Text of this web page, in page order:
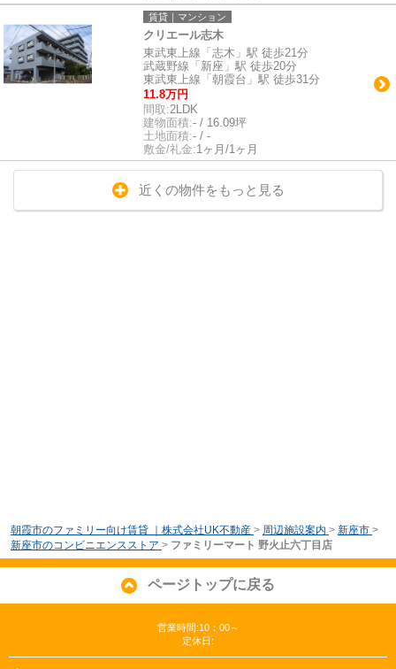
賃貸｜マンション
クリエール志木
東武東上線「志木」駅 徒歩21分
武蔵野線「新座」駅 徒歩20分
東武東上線「朝霞台」駅 徒歩31分
11.8万円
間取:2LDK
建物面積:- / 16.09坪
土地面積:- / -
敷金/礼金:1ヶ月/1ヶ月
近くの物件をもっと見る
朝霞市のファミリー向け賃貸 ｜株式会社UK不動産 > 周辺施設案内 > 新座市 >
新座市のコンビニエンスストア > ファミリーマート 野火止六丁目店
ページトップに戻る
営業時間:10：00～
定休日: